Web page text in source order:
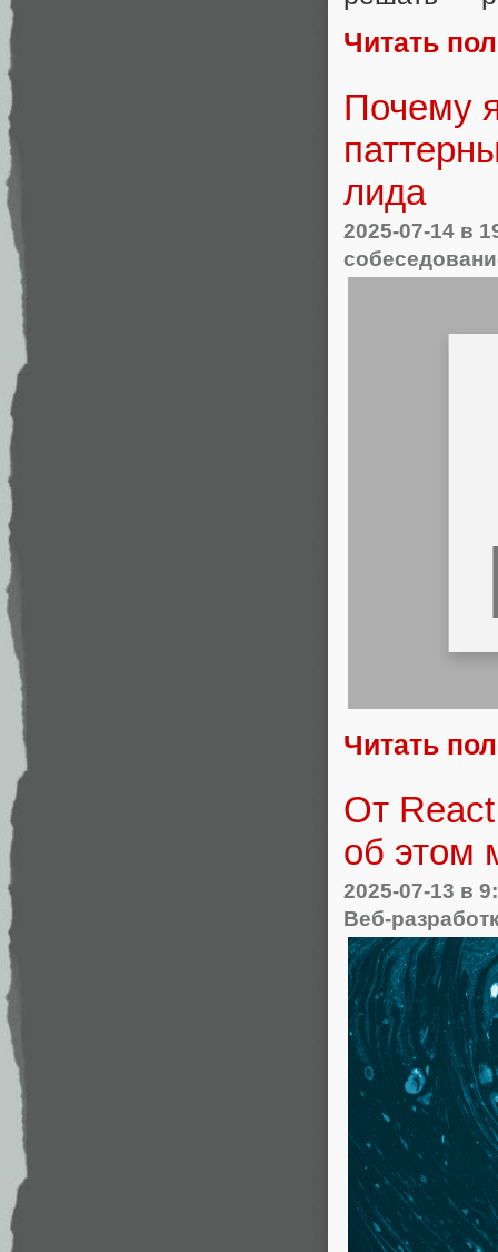
Читать
Почему
лида
2025-07-14 в
Читать
От
об этом
2025-07-13 в
Веб-